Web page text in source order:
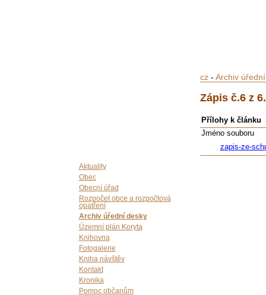
Aktuality
Obec
Obecní úřad
Rozpočet obce a rozpočtová
opatření
Archiv úřední desky
Územní plán Koryta
Knihovna
Fotogalerie
Kniha návštěv
Kontakt
Kronika
Pomoc občanům
cz- Archiv
Zápis č.6 z
Přílohy k článku
Jméno souboru
zapis-ze-